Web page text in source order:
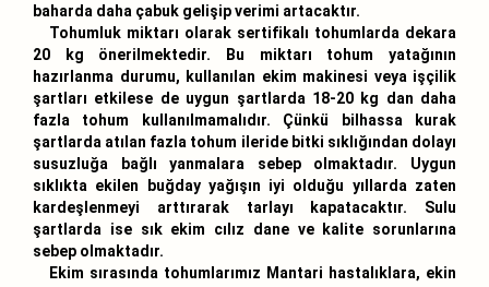
baharda daha çabuk gelişip verimi artacaktır.
Tohumluk miktarı olarak sertifikalı tohumlarda dekara
20 kg önerilmektedir. Bu miktarı tohum yatağının
hazırlanma durumu, kullanılan ekim makinesi veya işçilik
şartları etkilese de uygun şartlarda 18-20 kg dan daha
fazla tohum kullanılmamalıdır. Çünkü bilhassa kurak
şartlarda atılan fazla tohum ileride bitki sıklığından dolayı
susuzluğa bağlı yanmalara sebep olmaktadır. Uygun
sıklıkta ekilen buğday yağışın iyi olduğu yıllarda zaten
kardeşlenmeyi arttırarak tarlayı kapatacaktır. Sulu
şartlarda ise sık ekim cılız dane ve kalite sorunlarına
sebep olmaktadır.
Ekim sırasında tohumlarımız Mantari hastalıklara, ekin